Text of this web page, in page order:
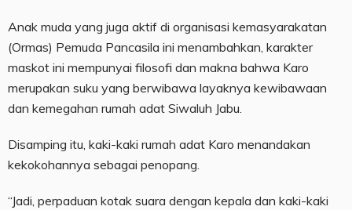
Anak muda yang juga aktif di organisasi kemasyarakatan
(Ormas) Pemuda Pancasila ini menambahkan, karakter
maskot ini mempunyai filosofi dan makna bahwa Karo
merupakan suku yang berwibawa layaknya kewibawaan
dan kemegahan rumah adat Siwaluh Jabu.
Disamping itu, kaki-kaki rumah adat Karo menandakan
kekokohannya sebagai penopang.
“Jadi, perpaduan kotak suara dengan kepala dan kaki-kaki